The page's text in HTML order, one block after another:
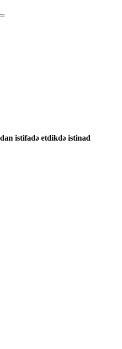
istifadə etdikdə istinad